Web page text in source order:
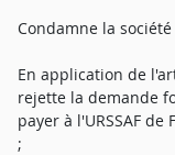
Condamne la
En application de
rejette la demande
payer à l'URSSAF
;